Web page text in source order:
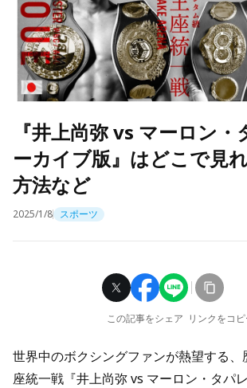
『井上尚弥 vs マーロン
ーカイブ版』はどこで見
方法など
2025/1/8 スポーツ
この記事をシェア リンクをコ
世界中のボクシングファンが熱望する、
座統一戦『井上尚弥 vs マーロン・タパ